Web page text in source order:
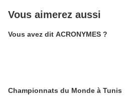
Vous aimerez aussi
Vous avez dit ACRONYMES ?
Championnats du Monde à Tunis